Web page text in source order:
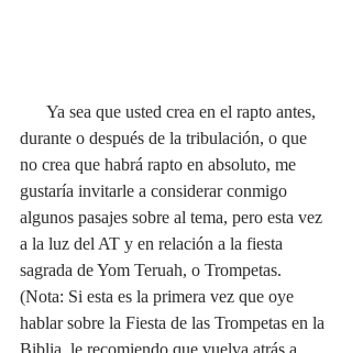
durante o después de la tribulación, o que
no crea que habrá rapto en absoluto, me
gustaría invitarle a considerar conmigo
algunos pasajes sobre al tema, pero esta vez
a la luz del AT y en relación a la fiesta
sagrada de Yom Teruah, o Trompetas.
(Nota: Si esta es la primera vez que oye
hablar sobre la Fiesta de las Trompetas en la
Biblia, le recomiendo que vuelva atrás a